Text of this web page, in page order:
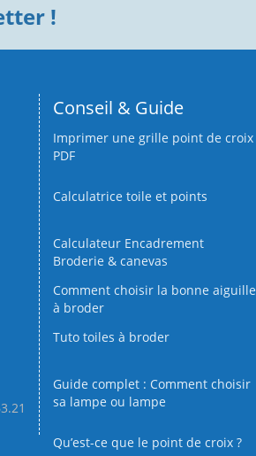
!
Conseil & Guide
Imprimer une grille point de croix
PDF
Calculatrice toile et points
Calculateur Encadrement
Broderie & canevas
Comment choisir la bonne aiguille
à broder
Tuto toiles à broder
Guide complet : Comment choisir
sa lampe ou lampe
Qu’est-ce que le point de croix ?